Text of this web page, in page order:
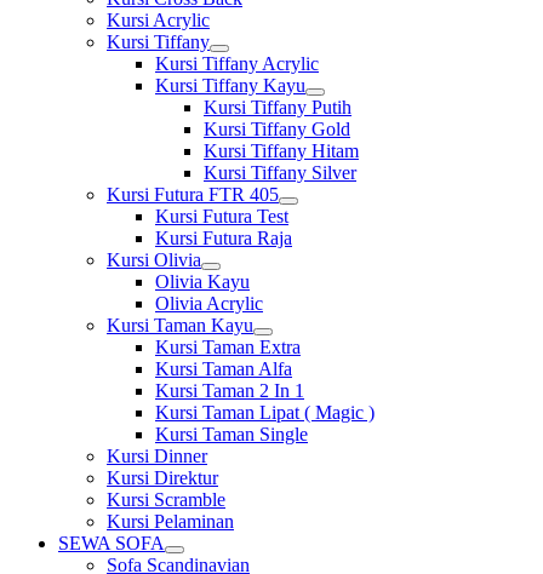
Kursi Acrylic
Kursi Tiffany
Show
sub
menu
Kursi Tiffany Acrylic
Kursi Tiffany Kayu
Show
sub
menu
Kursi Tiffany Putih
Kursi Tiffany Gold
Kursi Tiffany Hitam
Kursi Tiffany Silver
Kursi Futura FTR 405
Show
sub
menu
Kursi Futura Test
Kursi Futura Raja
Kursi Olivia
Show
sub
menu
Olivia Kayu
Olivia Acrylic
Kursi Taman Kayu
Show
sub
menu
Kursi Taman Extra
Kursi Taman Alfa
Kursi Taman 2 In 1
Kursi Taman Lipat ( Magic )
Kursi Taman Single
Kursi Dinner
Kursi Direktur
Kursi Scramble
Kursi Pelaminan
SEWA SOFA
Show
Sofa Scandinavian